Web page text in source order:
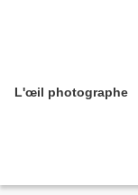
L'œil photographe